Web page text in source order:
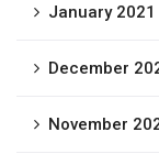
January 2021
December
November